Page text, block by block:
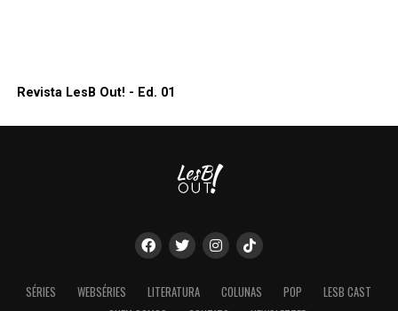
Revista LesB Out! - Ed. 01
SÉRIES WEBSÉRIES LITERATURA COLUNAS POP
LESB CAST